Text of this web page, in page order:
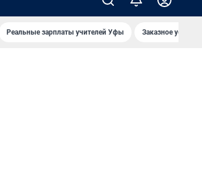
Реальные зарплаты учителей Уфы Заказное